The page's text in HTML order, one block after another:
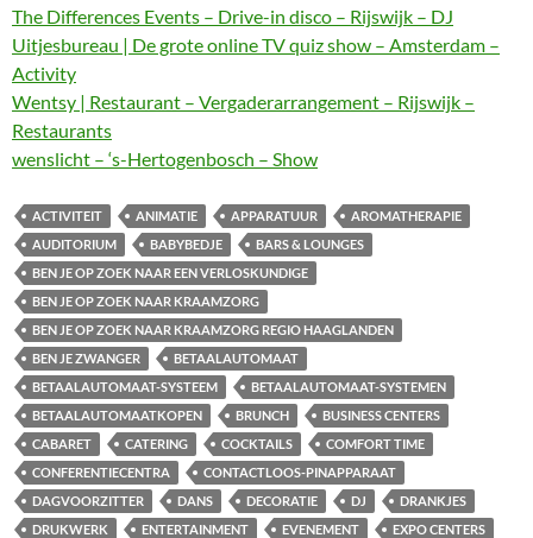
The Differences Events – Drive-in disco – Rijswijk – DJ
Uitjesbureau | De grote online TV quiz show – Amsterdam –
Activity
Wentsy | Restaurant – Vergaderarrangement – Rijswijk –
Restaurants
wenslicht – ‘s-Hertogenbosch – Show
ACTIVITEIT ANIMATIE APPARATUUR
AROMATHERAPIE
AUDITORIUM
BABYBEDJE
BARS & LOUNGES
BEN JE OP ZOEK NAAR EEN VERLOSKUNDIGE
BEN JE OP ZOEK NAAR KRAAMZORG
BEN JE OP ZOEK NAAR KRAAMZORG REGIO HAAGLANDEN
BEN JE ZWANGER
BETAALAUTOMAAT
BETAALAUTOMAAT-SYSTEEM
BETAALAUTOMAAT-SYSTEMEN
BETAALAUTOMAATKOPEN
BRUNCH
BUSINESS CENTERS
CABARET
CATERING COCKTAILS
COMFORT TIME
CONFERENTIECENTRA
CONTACTLOOS-PINAPPARAAT
DAGVOORZITTER
DANS DECORATIE DJ
DRANKJES
DRUKWERK
ENTERTAINMENT EVENEMENT
EXPO CENTERS